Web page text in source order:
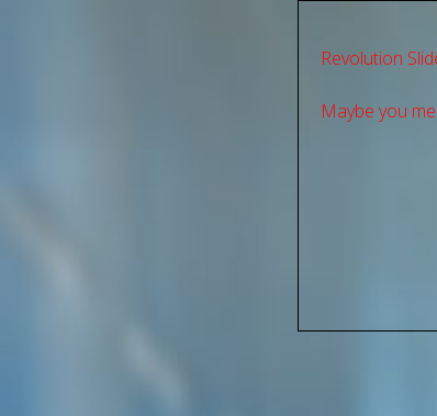
Revolution
Maybe you